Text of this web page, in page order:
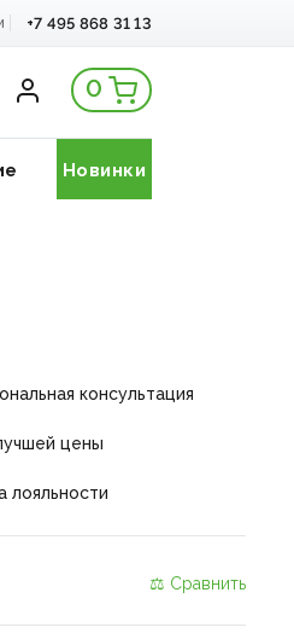
+7 495 868 31 13
0
Новинки
консультация
цены
лояльности
⚖ Сравнить